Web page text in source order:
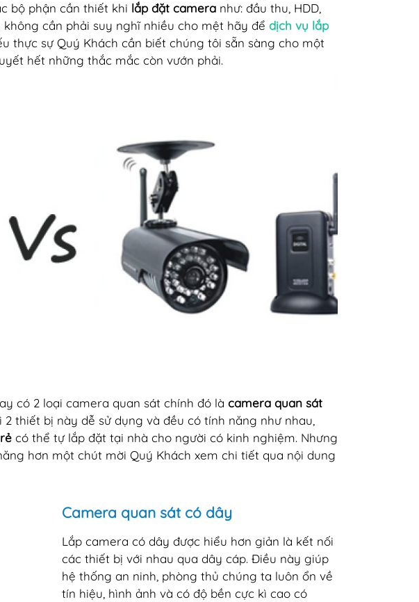
bộ phận cần thiết khi lắp đặt camera như: đầu thu, HDD,
cần phải suy nghĩ nhiều cho mệt hãy để dịch vụ lắp
thực sự Quý Khách cần biết chúng tôi sẵn sàng cho một
hết những thắc mắc còn vướn phải.
có 2 loại camera quan sát chính đó là camera quan sát
2 thiết bị này dễ sử dụng và đều có tính năng như nhau,
có thể tự lắp đặt tại nhà cho người có kinh nghiệm. Nhưng
hơn một chút mời Quý Khách xem chi tiết qua nội dung
Camera quan sát có dây
Lắp camera có dây được hiểu hơn giản là kết nối
các thiết bị với nhau qua dây cáp. Điều này giúp
hệ thống an ninh, phòng thủ chúng ta luôn ổn về
tín hiệu, hình ảnh và có độ bền cực kì cao có